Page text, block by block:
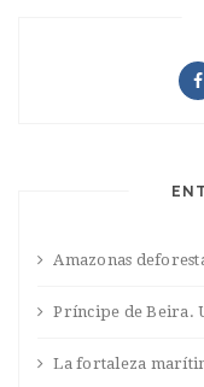
Amazonas
Príncipe de Beira.
La fortaleza